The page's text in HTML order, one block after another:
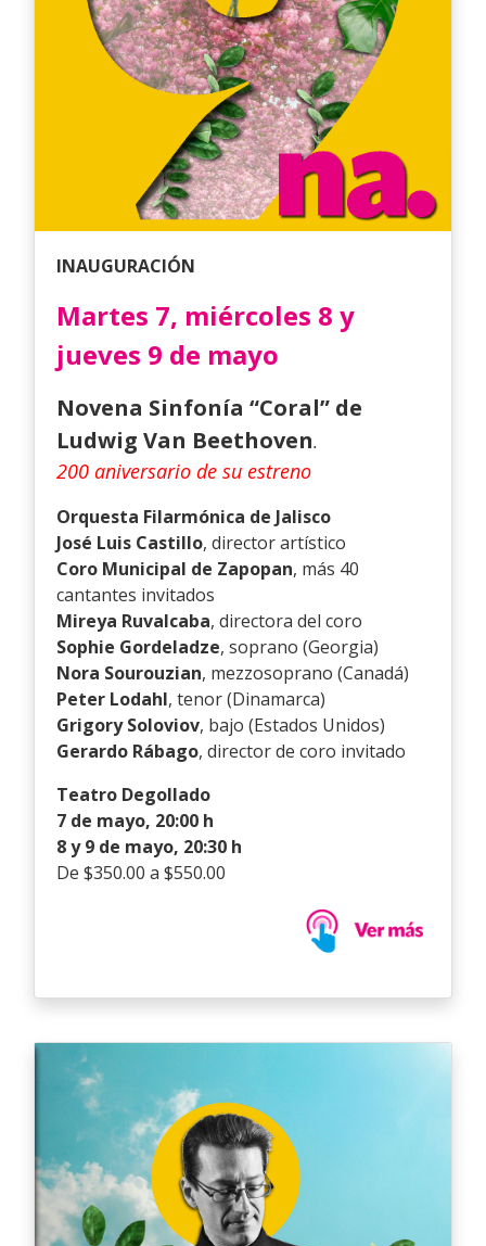
INAUGURACIÓN
Martes 7, miércoles 8 y
jueves 9 de mayo
Novena Sinfonía “Coral” de
Ludwig Van Beethoven.
200 aniversario de su estreno
Orquesta Filarmónica de Jalisco
José Luis Castillo, director artístico
Coro Municipal de Zapopan, más 40
cantantes invitados
Mireya Ruvalcaba, directora del coro
Sophie Gordeladze, soprano (Georgia)
Nora Sourouzian, mezzosoprano (Canadá)
Peter Lodahl, tenor (Dinamarca)
Grigory Soloviov, bajo (Estados Unidos)
Gerardo Rábago, director de coro invitado
Teatro Degollado
7 de mayo, 20:00 h
8 y 9 de mayo, 20:30 h
De $350.00 a $550.00